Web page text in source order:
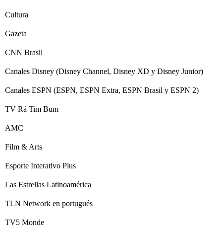
Cultura
Gazeta
CNN Brasil
Canales Disney (Disney Channel, Disney XD y Disney Junior)
Canales ESPN (ESPN, ESPN Extra, ESPN Brasil y ESPN 2)
TV Rá Tim Bum
AMC
Film & Arts
Esporte Interativo Plus
Las Estrellas Latinoamérica
TLN Network en portugués
TV5 Monde